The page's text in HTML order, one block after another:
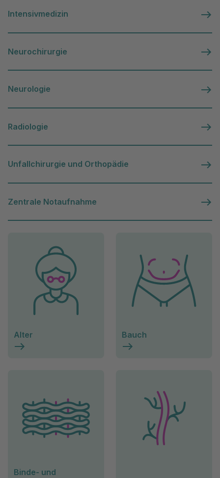
Intensivmedizin
Neurochirurgie
Neurologie
Radiologie
Unfallchirurgie und Orthopädie
Zentrale Notaufnahme
Alter Bauch
Binde- und